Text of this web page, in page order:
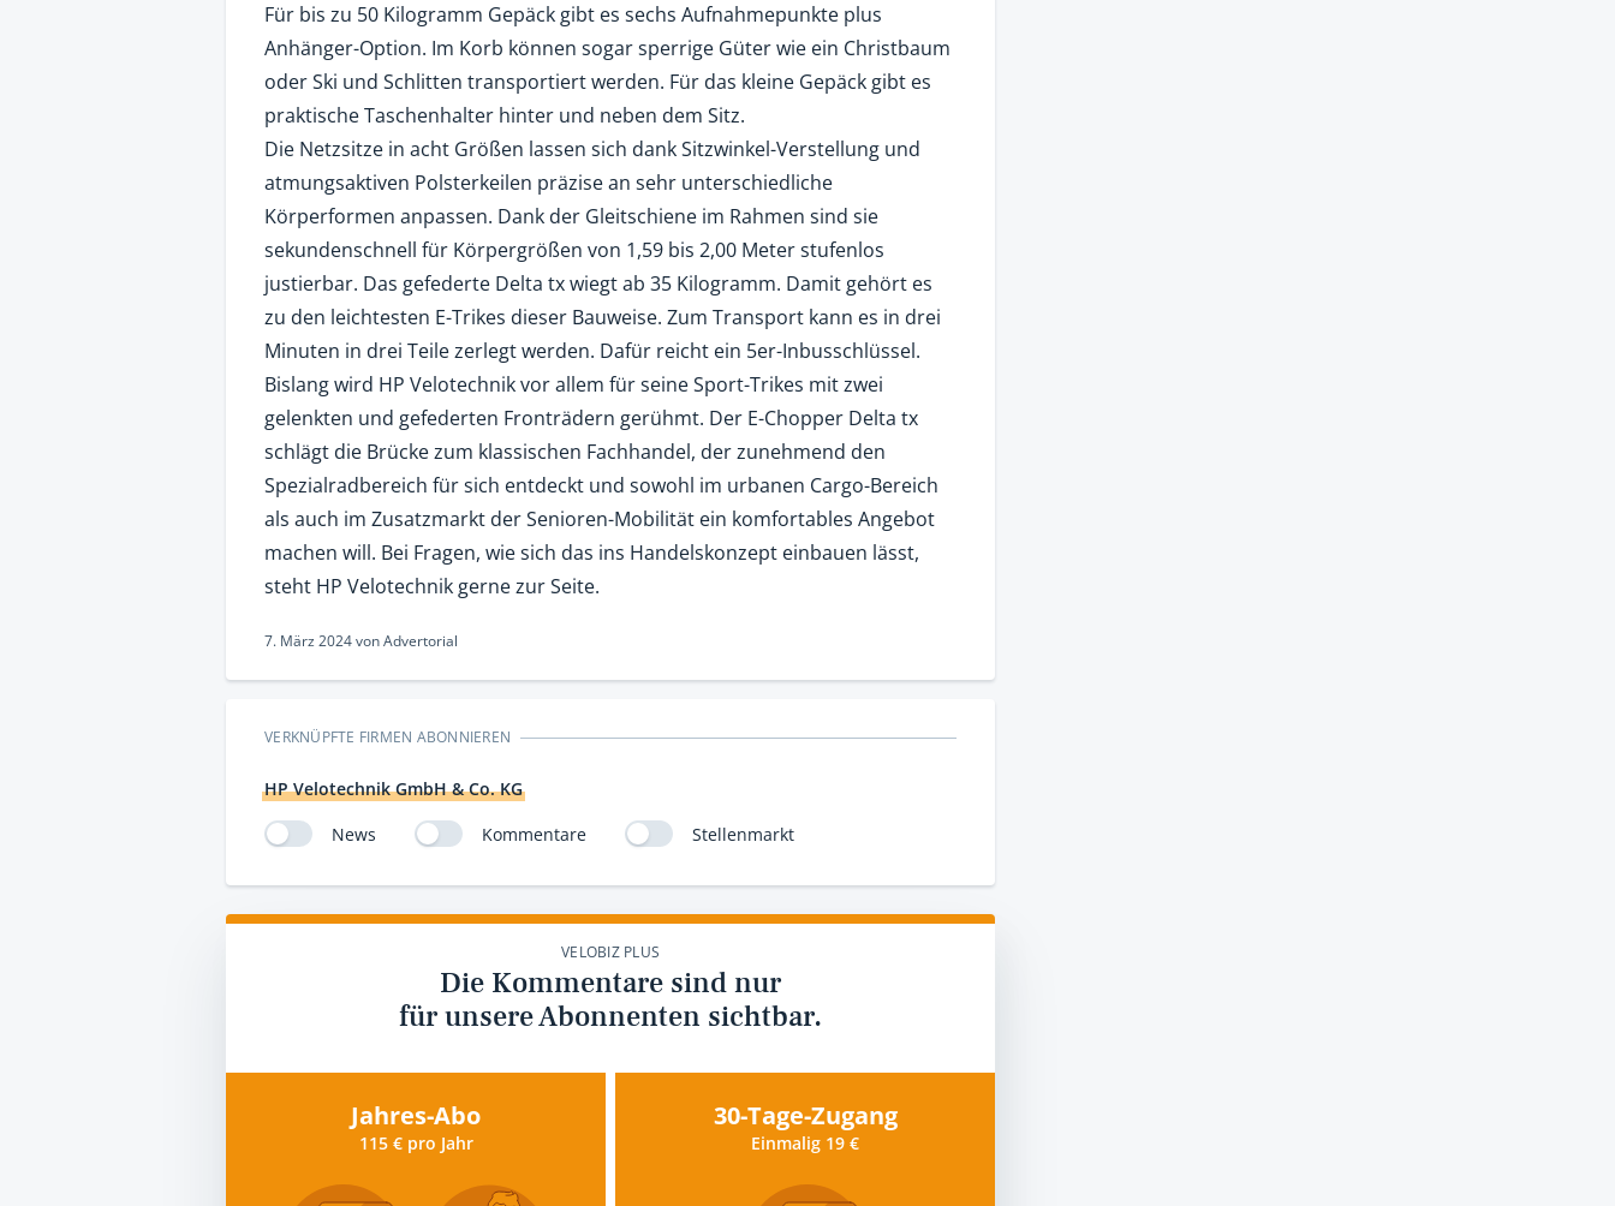
Für bis zu 50 Kilogramm Gepäck gibt es sechs Aufnahmepunkte plus
Anhänger-Option. Im Korb können sogar sperrige Güter wie ein Christbaum
oder Ski und Schlitten transportiert werden. Für das kleine Gepäck gibt es
praktische Taschenhalter hinter und neben dem Sitz.
Die Netzsitze in acht Größen lassen sich dank Sitzwinkel-Verstellung und
atmungsaktiven Polsterkeilen präzise an sehr unterschiedliche
Körperformen anpassen. Dank der Gleitschiene im Rahmen sind sie
sekundenschnell für Körpergrößen von 1,59 bis 2,00 Meter stufenlos
justierbar. Das gefederte Delta tx wiegt ab 35 Kilogramm. Damit gehört es
zu den leichtesten E-Trikes dieser Bauweise. Zum Transport kann es in drei
Minuten in drei Teile zerlegt werden. Dafür reicht ein 5er-Inbusschlüssel.
Bislang wird HP Velotechnik vor allem für seine Sport-Trikes mit zwei
gelenkten und gefederten Fronträdern gerühmt. Der E-Chopper Delta tx
schlägt die Brücke zum klassischen Fachhandel, der zunehmend den
Spezialradbereich für sich entdeckt und sowohl im urbanen Cargo-Bereich
als auch im Zusatzmarkt der Senioren-Mobilität ein komfortables Angebot
machen will. Bei Fragen, wie sich das ins Handelskonzept einbauen lässt,
steht HP Velotechnik gerne zur Seite.
7. März 2024vonAdvertorial
VERKNÜPFTE FIRMEN ABONNIEREN
HP Velotechnik GmbH & Co. KG
News
Kommentare Stellenmarkt
VELOBIZ PLUS
Die Kommentare sind nur
für unsere Abonnenten sichtbar.
Jahres-Abo
115 € pro Jahr
30-Tage-Zugang
Einmalig 19 €